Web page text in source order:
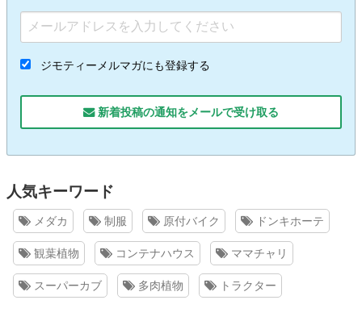
ジモティーメルマガにも登録する
新着投稿の通知をメールで受け取る
人気キーワード
メダカ 制服 原付バイク ドンキホーテ
観葉植物 コンテナハウス ママチャリ
スーパーカブ 多肉植物 トラクター